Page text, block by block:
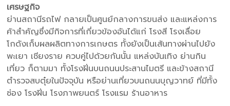
เศรษฐกิจ
ย่านสถานีรถไฟ กลายเป็นศูนย์กลางการขนส่ง และแหล่งการ
ค้าสำคัญซึ่งมีกิจการที่เกี่ยวข้องอันได้แก่ โรงสี โรงเลื่อย
โกดังเก็บผลผลิตทางการเกษตร ทั้งยังเป็นเส้นทางผ่านไปยัง
พะเยา เชียงราย ควบคู่ไปด้วยกันนั้น แหล่งบันเทิง ย่านกิน
เที่ยว ก็ตามมา ทั้งโรงฝิ่นบนถนนประสานไมตรี และข้างสถานี
ตำรวจสบตุ๋ยในปัจจุบัน หรือย่านเที่ยวบนถนนบุญวาทย์ ที่มีทั้ง
ซ่อง โรงฝิ่น โรงภาพยนตร์ โรงแรม ร้านอาหาร